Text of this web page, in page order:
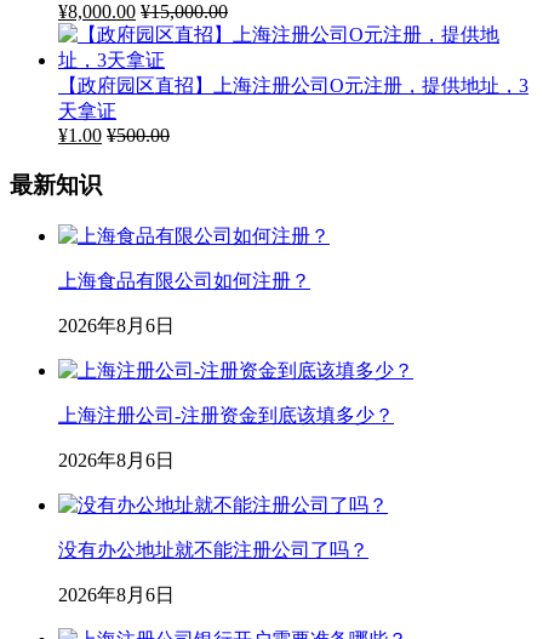
¥8,000.00 ¥15,000.00
【政府园区直招】上海注册公司O元注册，提供地址，3
天拿证
¥1.00 ¥500.00
最新知识
上海食品有限公司如何注册？
2026年8月6日
上海注册公司-注册资金到底该填多少？
2026年8月6日
没有办公地址就不能注册公司了吗？
2026年8月6日